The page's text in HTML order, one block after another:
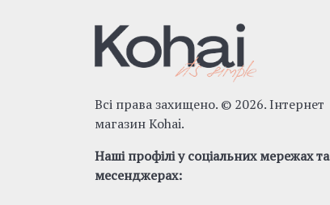
Всі права захищено. © 2026. Інтернет
магазин Kohai.
Наші профілі у соціальних мережах та
месенджерах: